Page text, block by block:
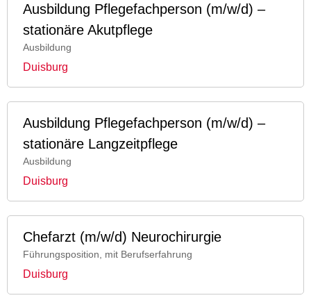
Ausbildung Pflegefachperson (m/w/d) –
stationäre Akutpflege
Ausbildung
Duisburg
Ausbildung Pflegefachperson (m/w/d) –
stationäre Langzeitpflege
Ausbildung
Duisburg
Chefarzt (m/w/d) Neurochirurgie
Führungsposition, mit Berufserfahrung
Duisburg